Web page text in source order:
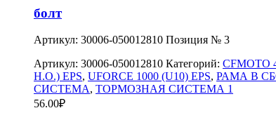
болт
Артикул: 30006-050012810 Позиция № 3
Артикул: 30006-050012810 Категорий: CFMOTO
H.O.) EPS, UFORCE 1000 (U10) EPS, РАМА В
СИСТЕМА, ТОРМОЗНАЯ СИСТЕМА 1
56.00₽